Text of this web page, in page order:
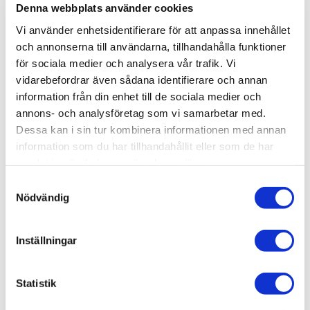
Denna webbplats använder cookies
Vi använder enhetsidentifierare för att anpassa innehållet
och annonserna till användarna, tillhandahålla funktioner
för sociala medier och analysera vår trafik. Vi
vidarebefordrar även sådana identifierare och annan
information från din enhet till de sociala medier och
annons- och analysföretag som vi samarbetar med.
Dessa kan i sin tur kombinera informationen med annan
information som du har tillhandahållit eller som de har
Nödvändig
Inställningar
Statistik
Detta är en beställningsvara. Se förväntad leveranstid (i
arbetsdagar), men kom ihåg att det kan ta längre tid.
Obs!Komplettera med tvättställ i porslin, handtag, push
to open funktion till lådorna, lådbelysning, el-uttag,
lådmatta och lådindelning till nedre låda.
En liten men viktig detalj. Ett riktigt bra badrum ska ge
känslan av kvalitet och trygghet. 4Aqua`s produkter har
tillverkade av material och ingående komponenter av
högsta kvalitet, därför ger 4Aqua dig alltid 10 års
Produktinformation